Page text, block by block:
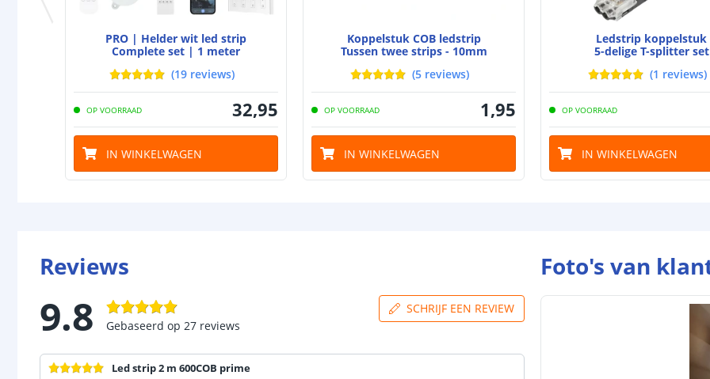
bescherming
Plakstrip
Breedte led
Aansluiting
PRO | Helder wit led strip
Complete set | 1 meter
(19 reviews)
OP VOORRAAD 32,95
IN WINKELWAGEN
Koppelstuk COB ledstrip
Tussen twee strips - 10mm
(5 reviews)
OP VOORRAAD 1,95
IN WINKELWAGEN
Ledstrip koppelstuk
5-delige T-splitter set
(1 reviews)
OP VOORRAAD
IN WINKELWAGEN
Reviews
9.8 Gebaseerd op 27 reviews
SCHRIJF EEN REVIEW
Led strip 2 m 600COB prime
Foto's van